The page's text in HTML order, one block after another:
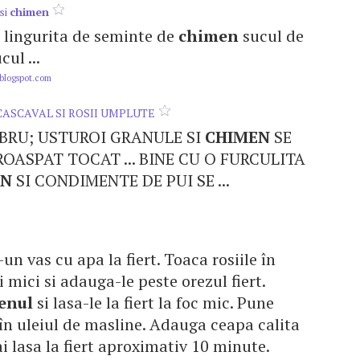
chimen
lingurita de seminte de chimen sucul de
...
SI ROSII UMPLUTE
USTUROI GRANULE SI CHIMEN SE
TOCAT ... BINE CU O FURCULITA
SI CONDIMENTE DE PUI SE ...
vas cu apa la fiert. Toaca rosiile în
mici si adauga-le peste orezul fiert.
si lasa-le la fiert la foc mic. Pune
uleiul de masline. Adauga ceapa calita
lasa la fiert aproximativ 10 minute.